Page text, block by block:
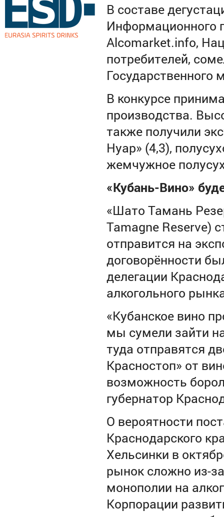
В составе
Информационного
Alcomarket.info,
потребителей,
Государственного
В конкурсе
производства.
также получили
Нуар» (4,3),
жемчужное
«Кубань-Вино»
«Шато Тамань
Tamagne Reserve)
отправится на
договорённости
делегации
алкогольного
«Кубанское вино
мы сумели зайти
туда отправятся
Красностоп» от
возможность
губернатор
О вероятности
Краснодарского
Хельсинки в
рынок сложно из-
монополии на
Корпорации